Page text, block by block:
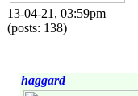
13-04-21, 03:59pm
(posts: 138)
haggard